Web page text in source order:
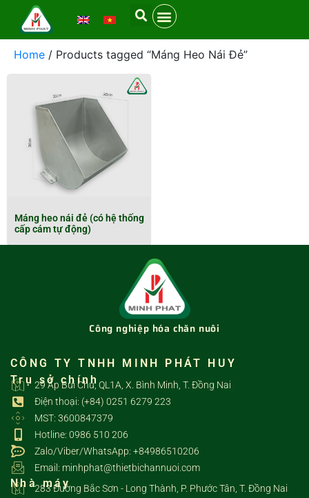
Home / Products tagged “Máng Heo Nái Đẻ”
Máng heo nái đẻ (có hệ thống
cấp cám tự động)
Công nghiệp hóa chăn nuôi
CÔNG TY TNHH MINH PHÁT HUY
Trụ sở chính
29 Ấp Bùi Chu, QL1A, X. Bình Minh, T. Đồng Nai
Điện thoại: (+84) 0251 6279 223
MST: 3600847379
Hotline: 0986 510 206
Zalo/Viber/WhatsApp: +84986510206
Email: minhphat@thietbichannuoi.com
Nhà máy
283 Đường Bắc Sơn - Long Thành, P. Phước Tân, T. Đồng Nai